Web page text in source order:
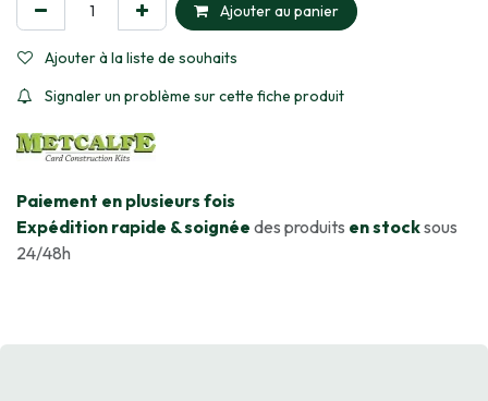
Ajouter au panier
Ajouter à la liste de souhaits
Signaler un problème sur cette fiche produit
​Paiement en plusieurs fois
Expédition rapide & soignée des produits en stocksous
24/48h